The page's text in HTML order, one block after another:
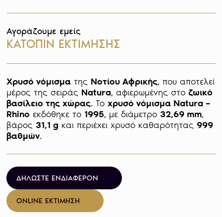
Αγοράζουμε εμείς
ΚΑΤΟΠΙΝ ΕΚΤΙΜΗΣΗΣ
Χρυσό νόμισμα της Νοτίου Αφρικής, που αποτελεί
μέρος της σειράς Natura, αφιερωμένης στο ζωικό
βασίλειο της χώρας. Το χρυσό νόμισμα Natura –
Rhino εκδόθηκε το 1995, με διάμετρο 32,69 mm,
βάρος 31,1 g και περιέχει χρυσό καθαρότητας 999
βαθμών.
ΔΗΛΩΣΤΕ ΕΝΔΙΑΦΕΡΟΝ
ONLINE ΕΚΤΙΜΗΣΗ